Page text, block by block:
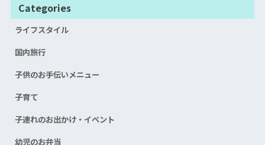
Categories
ライフスタイル
国内旅行
子供のお手伝いメニュー
子育て
子連れのお出かけ・イベント
幼児のお弁当